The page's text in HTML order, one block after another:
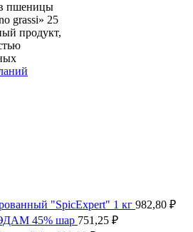
"SpicExpert" 1 кг 982,80 ₽
45% шар 751,25 ₽
пшеницы
grassi» 25
продукт,